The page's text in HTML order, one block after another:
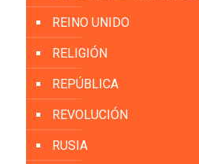
REINO UNIDO
RELIGIÓN
REPÚBLICA
REVOLUCIÓN
RUSIA